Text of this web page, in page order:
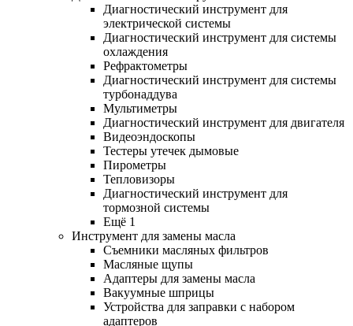
Диагностический инструмент для
электрической системы
Диагностический инструмент для системы
охлаждения
Рефрактометры
Диагностический инструмент для системы
турбонаддува
Мультиметры
Диагностический инструмент для двигателя
Видеоэндоскопы
Тестеры утечек дымовые
Пирометры
Тепловизоры
Диагностический инструмент для
тормозной системы
Ещё 1
Инструмент для замены масла
Съемники масляных фильтров
Масляные щупы
Адаптеры для замены масла
Вакуумные шприцы
Устройства для заправки с набором
адаптеров